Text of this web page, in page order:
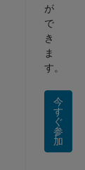
が
で
き
ま
す。
今
す
ぐ
参
加